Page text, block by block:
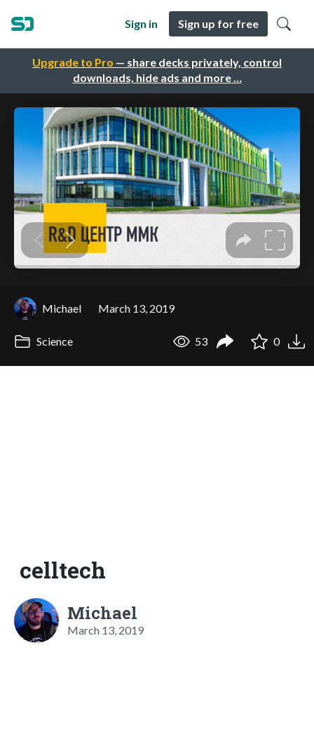
Upgrade to Pro — share decks privately, control
downloads, hide ads and more …
Sign in Sign up for free
Michael March 13, 2019
Science 53 0
celltech
Michael
March 13, 2019